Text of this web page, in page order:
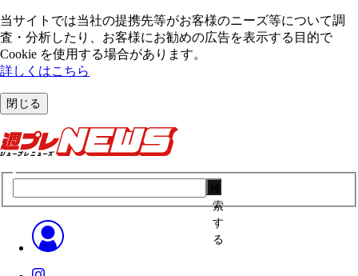
当サイトでは当社の提携先等がお客様のニーズ等について調
査・分析したり、お客様にお勧めの広告を表⽰する⽬的で
Cookie を使⽤する場合があります。
詳しくはこちら
閉じる
索
す
る